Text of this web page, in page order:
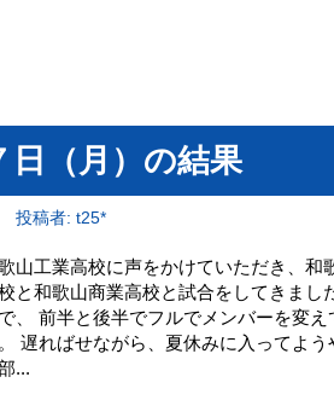
日（月）の結果
投稿者: t25*
山工業高校に声をかけていただき、
と和歌山商業高校と試合をしてきま
、 前半と後半でフルでメンバーを変
遅ればせながら、夏休みに入ってよ
...